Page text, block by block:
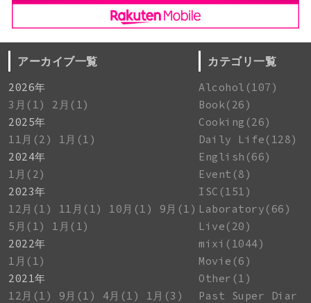
アーカイブ一覧
2026年
3月(1)
2月(1)
2025年
11月(2)
1月(1)
2024年
1月(2)
2023年
12月(1)
11月(1) 10月(1)
9月(1)
5月(1)
1月(1)
2022年
1月(1)
2021年
12月(1)
9月(1) 4月(1)
1月(3)
カテゴリ一覧
Alcohol(107)
Book(26)
Cooking(26)
Daily Life(128)
English(66)
Event(8)
ISC(151)
Laboratory(66)
Live(20)
mixi(1044)
Movie(6)
Other(1)
Past Super Diar